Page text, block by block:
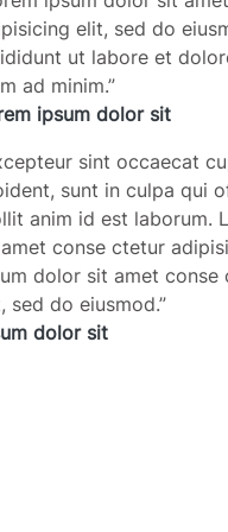
elit, sed do
ut labore et
ad minim.”
ipsum dolor sit
sint occaecat
sunt in culpa qui
anim id est laborum.
conse ctetur
dolor sit amet conse
sed do eiusmod.”
dolor sit